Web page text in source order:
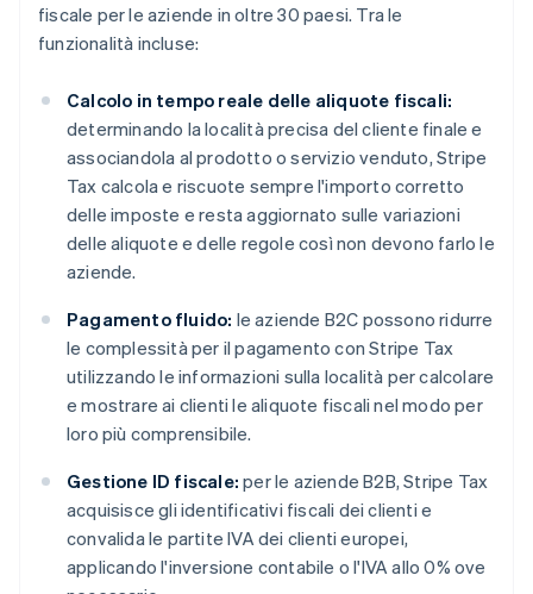
fiscale per le aziende in oltre 30 paesi. Tra le
funzionalità incluse:
Calcolo in tempo reale delle aliquote fiscali:
determinando la località precisa del cliente finale e
associandola al prodotto o servizio venduto, Stripe
Tax calcola e riscuote sempre l'importo corretto
delle imposte e resta aggiornato sulle variazioni
delle aliquote e delle regole così non devono farlo le
aziende.
Pagamento fluido: le aziende B2C possono ridurre
le complessità per il pagamento con Stripe Tax
utilizzando le informazioni sulla località per calcolare
e mostrare ai clienti le aliquote fiscali nel modo per
loro più comprensibile.
Gestione ID fiscale: per le aziende B2B, Stripe Tax
acquisisce gli identificativi fiscali dei clienti e
convalida le partite IVA dei clienti europei,
applicando l'inversione contabile o l'IVA allo 0% ove